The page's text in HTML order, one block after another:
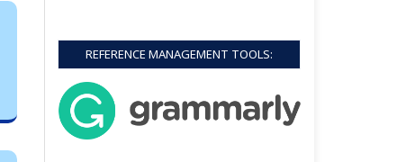
REFERENCE MANAGEMENT TOOLS: